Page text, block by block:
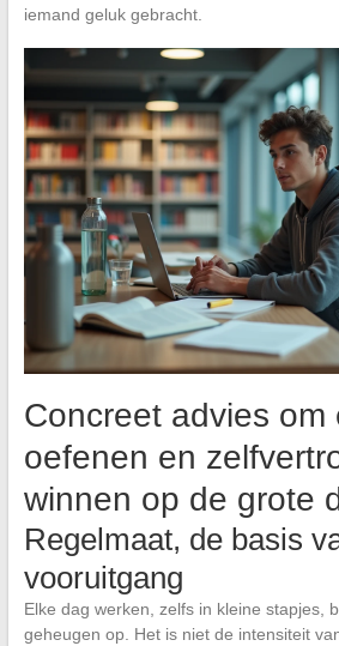
iemand geluk gebracht.
Concreet advies om
oefenen en
winnen op de grote
Regelmaat, de basis
vooruitgang
Elke dag werken, zelfs in kleine stapjes,
geheugen op. Het is niet de intensiteit